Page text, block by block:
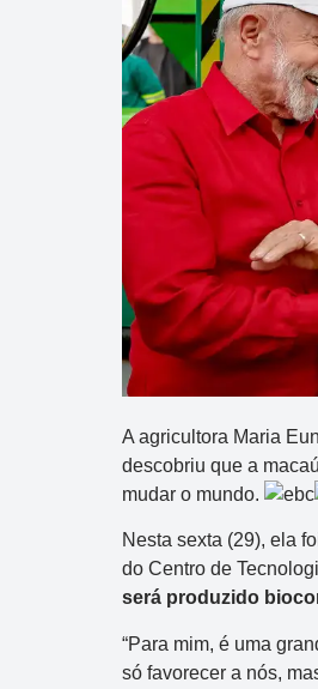
A agricultora Maria
descobriu que a
mudar o mundo.
Nesta sexta (29), ela
do Centro de
será produzido
“Para mim, é uma
só favorecer a nós,